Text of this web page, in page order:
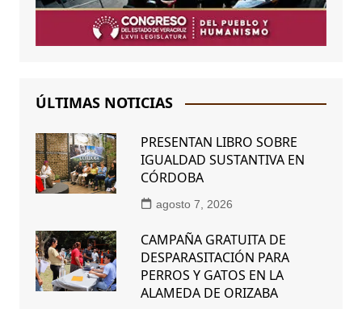
ÚLTIMAS NOTICIAS
PRESENTAN LIBRO SOBRE
IGUALDAD SUSTANTIVA EN
CÓRDOBA
agosto 7, 2026
CAMPAÑA GRATUITA DE
DESPARASITACIÓN PARA
PERROS Y GATOS EN LA
ALAMEDA DE ORIZABA